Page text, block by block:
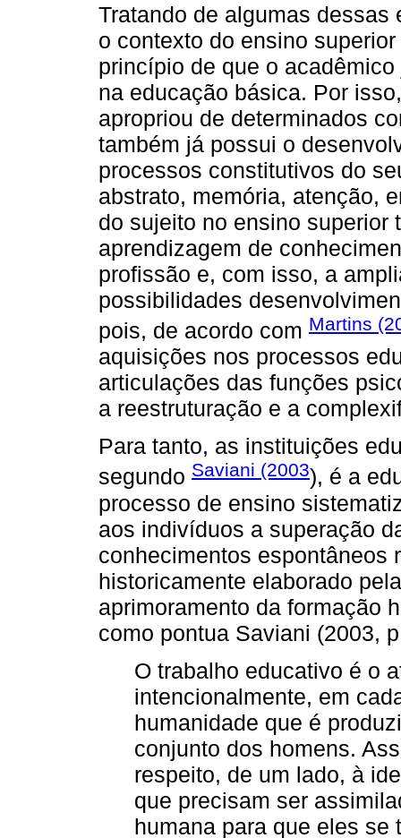
Tratando de algumas
o contexto do ensino
princípio de que o
na educação básica. Por
apropriou de determinados
também já possui o
processos constitutivos do
abstrato, memória, atenção,
do sujeito no ensino superior
aprendizagem de
profissão e, com isso, a
possibilidades
pois, de acordo com Martins
aquisições nos processos
articulações das funções
a reestruturação e a
Para tanto, as instituições
segundo Saviani (2003), é a
processo de ensino
aos indivíduos a superação
conhecimentos espontâneos
historicamente elaborado
aprimoramento da formação
como pontua Saviani (2003,
O trabalho educativo é o
intencionalmente, em
humanidade que é
conjunto dos homens.
respeito, de um lado, à
que precisam ser
humana para que eles se